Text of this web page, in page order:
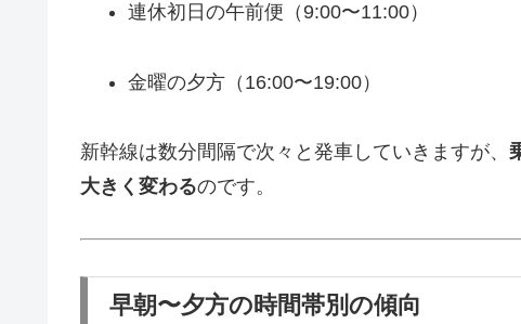
連休初日の午前便（9:00〜11:00）
金曜の夕方（16:00〜19:00）
新幹線は数分間隔で次々と発車していきますが、
大きく変わるのです。
早朝〜夕方の時間帯別の傾向